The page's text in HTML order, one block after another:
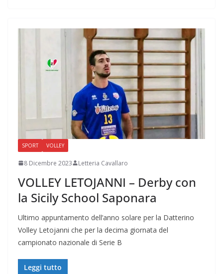
SPORT VOLLEY
8 Dicembre 2023 Letteria Cavallaro
VOLLEY LETOJANNI – Derby con
la Sicily School Saponara
Ultimo appuntamento dell’anno solare per la Datterino
Volley Letojanni che per la decima giornata del
campionato nazionale di Serie B
Leggi tutto